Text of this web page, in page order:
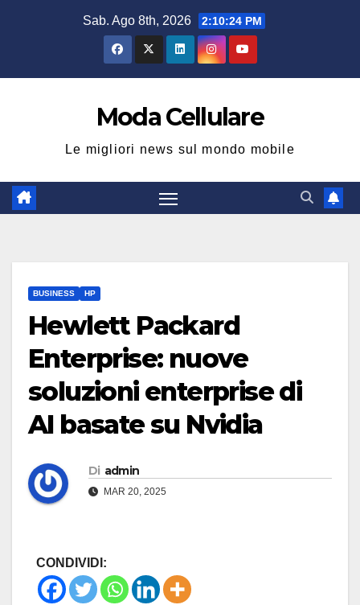
Sab. Ago 8th, 2026 2:10:25 PM
Moda Cellulare
Le migliori news sul mondo mobile
BUSINESS HP
Hewlett Packard
Enterprise: nuove
soluzioni enterprise di
AI basate su Nvidia
Di admin
MAR 20, 2025
CONDIVIDI: